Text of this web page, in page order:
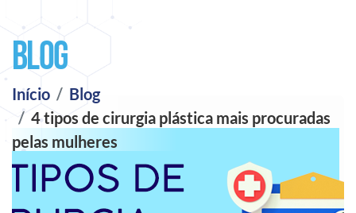
Blog
Início
Blog
4 tipos de cirurgia plástica mais procuradas
pelas mulheres